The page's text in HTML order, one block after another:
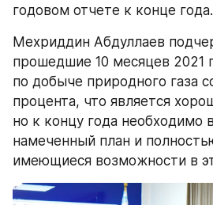
годовом отчете к конце года.
Мехриддин Абдуллаев
прошедшие 10 месяцев 2021
по добыче природного газа
процента, что является
но к концу года необходимо
намеченный план и
имеющиеся возможности в